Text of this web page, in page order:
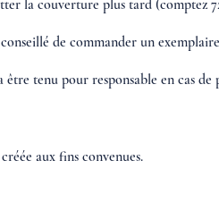
la couverture plus tard (comptez
de commander un exemplaire
tenu pour responsable en cas de
aux fins convenues.